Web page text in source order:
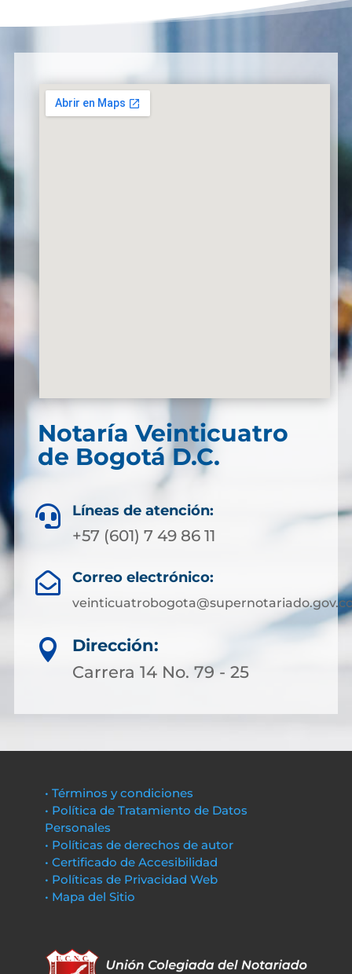
Notaría Veinticuatro
de Bogotá D.C.
 Líneas de atención:
+57 (601) 7 49 86 11
 Correo electrónico:

Dirección:
Carrera 14 No. 79 - 25
• Términos y condiciones
• Política de Tratamiento de Datos
Personales
• Políticas de derechos de autor
• Certificado de Accesibilidad
• Políticas de Privacidad Web
• Mapa del Sitio